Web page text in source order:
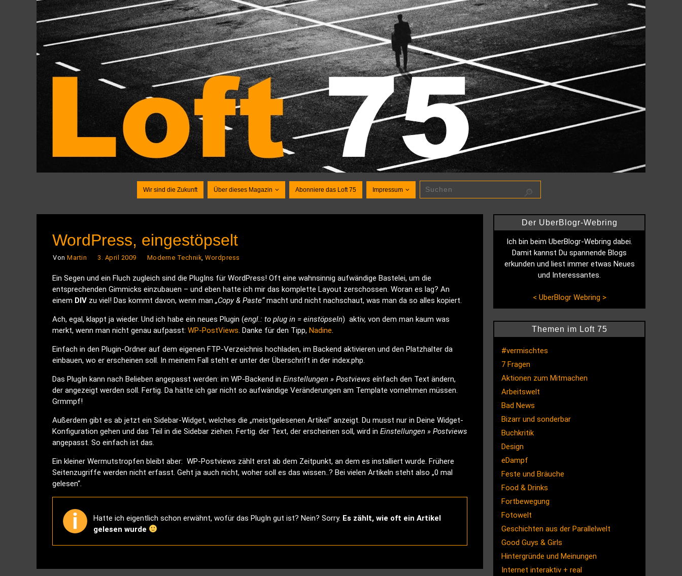
Wir sind die Zukunft Über dieses Magazin Abonniere das Loft 75 Impressum
WordPress, eingestöpselt
Von Martin 3. April 2009 Moderne Technik, Wordpress
Ein Segen und ein Fluch zugleich sind die PlugIns für WordPress! Oft eine wahnsinnig aufwändige Bastelei, um die
entsprechenden Gimmicks einzubauen – und eben hatte ich mir das komplette Layout zerschossen. Woran es lag? An
einem DIV zu viel! Das kommt davon, wenn man „Copy & Paste“macht und nicht nachschaut, was man da so alles kopiert.
Ach, egal, klappt ja wieder. Und ich habe ein neues Plugin (engl.: to plug in = einstöpseln) aktiv, von dem man kaum was
merkt, wenn man nicht genau aufpasst: WP-PostViews. Danke für den Tipp, Nadine.
Einfach in den Plugin-Ordner auf dem eigenen FTP-Verzeichnis hochladen, im Backend aktivieren und den Platzhalter da
einbauen, wo er erscheinen soll. In meinem Fall steht er unter der Überschrift in der index.php.
Das PlugIn kann nach Belieben angepasst werden: im WP-Backend in Einstellungen » Postviews eínfach den Text ändern,
der angezeigt werden soll. Fertig. Da hätte ich gar nicht so aufwändige Veränderungen am Template vornehmen müssen.
Grmmpf!
Außerdem gibt es ab jetzt ein Sidebar-Widget, welches die „meistgelesenen Artikel“ anzeigt. Du musst nur in Deine Widget-
Konfiguration gehen und das Teil in die Sidebar ziehen. Fertig. der Text, der erscheinen soll, wird in Einstellungen » Postviews
angepasst. So einfach ist das.
Ein kleiner Wermutstropfen bleibt aber: WP-Postviews zählt erst ab dem Zeitpunkt, an dem es installiert wurde. Frühere
Seitenzugriffe werden nicht erfasst. Geht ja auch nicht, woher soll es das wissen..? Bei vielen Artikeln steht also „0 mal
gelesen“.
Hatte ich eigentlich schon erwähnt, wofür das PlugIn gut ist? Nein? Sorry. Es zählt, wie oft ein Artikel
gelesen wurde
Der UberBlogr-Webring
Ich bin beim UberBlogr-Webring dabei.
Damit kannst Du spannende Blogs
erkunden und liest immer etwas Neues
und Interessantes.
< UberBlogr Webring >
Themen im Loft 75
#vermischtes
7 Fragen
Aktionen zum Mitmachen
Arbeitswelt
Bad News
Bizarr und sonderbar
Buchkritik
Design
eDampf
Feste und Bräuche
Food & Drinks
Fortbewegung
Fotowelt
Geschichten aus der Parallelwelt
Good Guys & Girls
Hintergründe und Meinungen
Internet interaktiv + real